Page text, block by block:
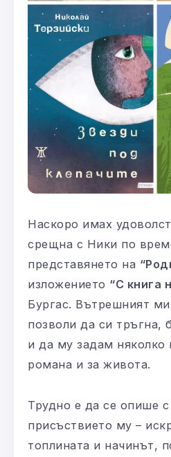
Наскоро имах
срещна с Ники по
представянето на
изложението “С книга
Бургас. Вътрешният
позволи да си тръгна,
и да му задам няколко
романа и за живота.
Трудно е да се опише
присъствието му –
топлината и начинът,